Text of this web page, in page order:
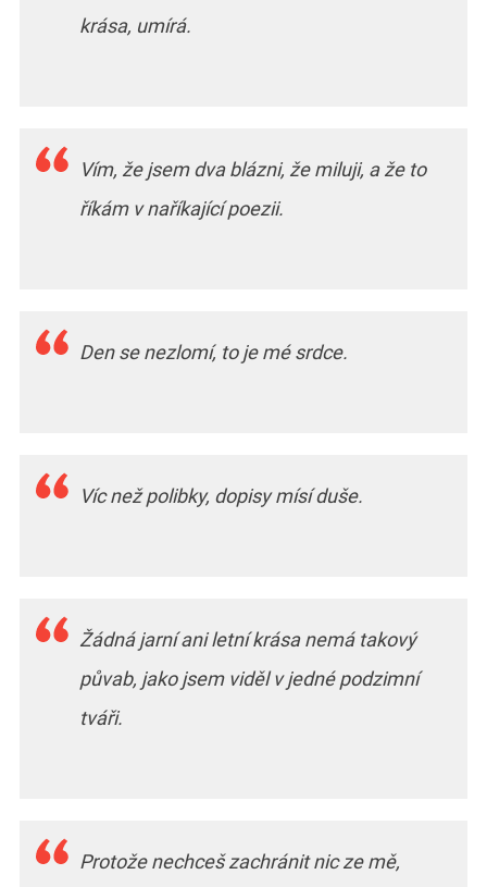
krása, umírá.
Vím, že jsem dva blázni, že miluji, a že to
říkám v naříkající poezii.
Den se nezlomí, to je mé srdce.
Víc než polibky, dopisy mísí duše.
Žádná jarní ani letní krása nemá takový
půvab, jako jsem viděl v jedné podzimní
tváři.
Protože nechceš zachránit nic ze mě,